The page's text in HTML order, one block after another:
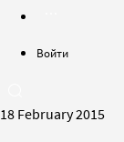
Войти
18 February 2015